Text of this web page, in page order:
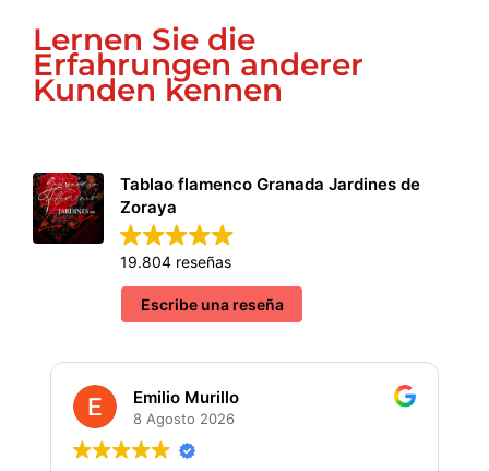
Lernen Sie die
Erfahrungen anderer
Kunden kennen
Tablao flamenco Granada Jardines de
Zoraya
19.804 reseñas
Escribe una reseña
Emilio Murillo
8 Agosto 2026